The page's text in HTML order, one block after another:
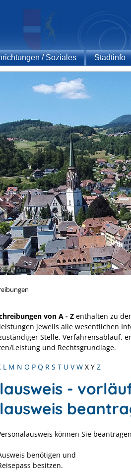
/ Soziales Stadtinfo
von A - Z enthalten zu
jeweils alle wesentlichen
Stelle, Verfahrensablauf,
Leistung und Rechtsgrundlage.
L M N O P Q R S T U V W X Y Z
-
können Sie
benötigen und
besitzen.